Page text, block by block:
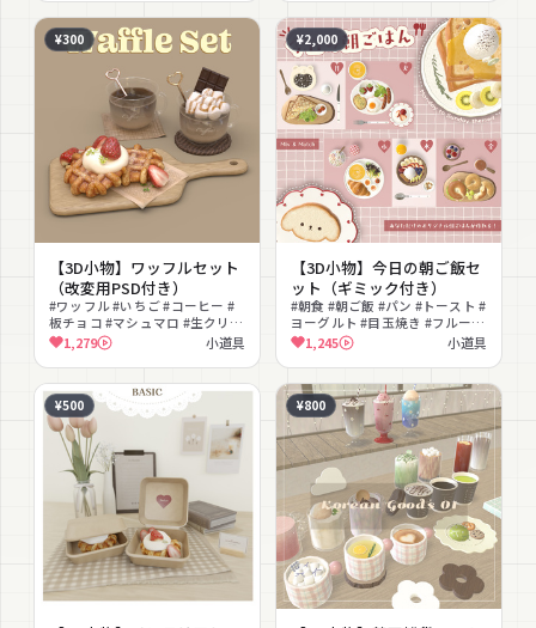
¥300
【3D小物】ワッフルセット
（改変用PSD付き）
#ワッフル #いちご #コーヒー #
板チョコ #マシュマロ #生クリー
ム #スイーツ #カフェ #食べ物 #
おうちカフェ
1,279 小道具
¥2,000
【3D小物】今日の朝ご飯セ
ット（ギミック付き）
#朝食 #朝ご飯 #パン #トースト #
ヨーグルト #目玉焼き #フルーツ
#サラダ #クロワッサン #食べ物
1,245 小道具
¥500 ¥800